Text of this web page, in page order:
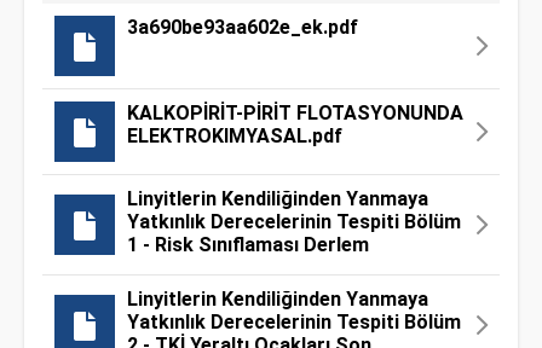
3a690be93aa602e_ek.pdf
KALKOPİRİT-PİRİT FLOTASYONUNDA
ELEKTROKIMYASAL.pdf
Linyitlerin Kendiliğinden Yanmaya
Yatkınlık Derecelerinin Tespiti Bölüm
1 - Risk Sınıflaması Derlem
Linyitlerin Kendiliğinden Yanmaya
Yatkınlık Derecelerinin Tespiti Bölüm